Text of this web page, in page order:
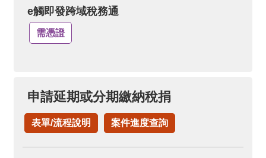
e觸即發跨域稅務通
需憑證
申請延期或分期繳納稅捐
表單/流程說明 案件進度查詢